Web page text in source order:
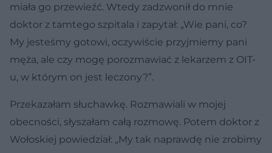
miała go przewieźć. Wtedy zadzwonił do mnie
doktor z tamtego szpitala i zapytał: „Wie pani, co?
My jesteśmy gotowi, oczywiście przyjmiemy pani
męża, ale czy mogę porozmawiać z lekarzem z OIT-
u, w którym on jest leczony?”.
Przekazałam słuchawkę. Rozmawiali w mojej
obecności, słyszałam całą rozmowę. Potem doktor z
Wołoskiej powiedział: „My tak naprawdę nie zrobimy